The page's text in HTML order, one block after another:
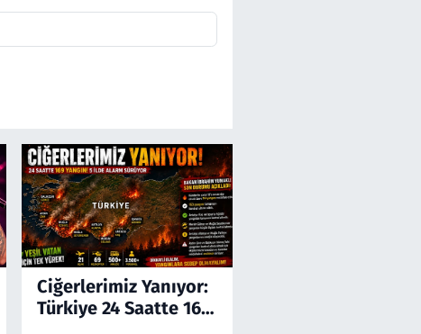
Ciğerlerimiz Yanıyor:
Türkiye 24 Saatte 169